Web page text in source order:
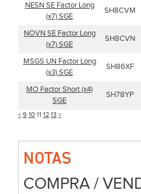
NESN SE Factor Long
(x7) SGE
SH8CVM
NOVN SE Factor Long
(x7) SGE
SH8CVN
MSGS UN Factor Long
(x3) SGE
SH86XF
MO Factor Short (x4)
SGE
SH78YP
< 9 10 11 12 13 >
NOTAS
COMPRA /